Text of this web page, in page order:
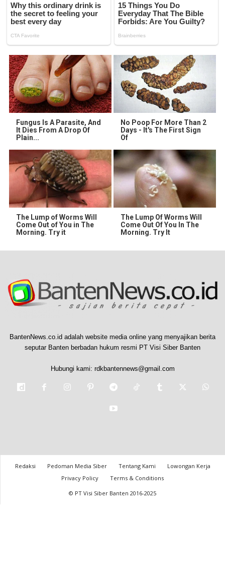
Fungus Is A Parasite, And
It Dies From A Drop Of
Plain...
No Poop For More Than 2
Days - It's The First Sign
Of
The Lump of Worms Will
Come Out of You in The
Morning. Try it
The Lump Of Worms Will
Come Out Of You In The
Morning. Try It
BantenNews.co.id adalah website media online yang menyajikan berita
seputar Banten berbadan hukum resmi PT Visi Siber Banten
Hubungi kami: rdkbantennews@gmail.com
Redaksi Pedoman Media Siber Tentang Kami
Lowongan Kerja
Privacy Policy
Terms & Conditions
© PT Visi Siber Banten 2016-2025